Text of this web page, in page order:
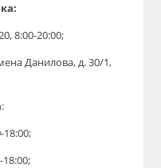
8:00-20:00;
Данилова, д. 30/1,
:
18:00;
18:00;